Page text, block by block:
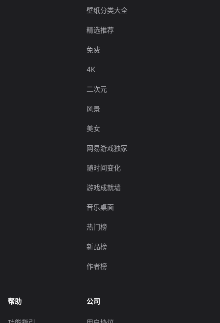
壁纸分类大全
精选推荐
免费
4K
二次元
风景
美女
网易游戏独家
随时间变化
游戏成就墙
音乐桌面
热门榜
新品榜
作者榜
帮助 公司